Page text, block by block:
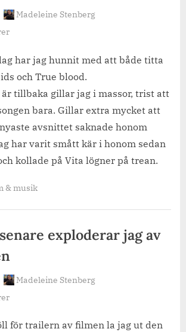
By
Madeleine Stenberg
till
maids
blood.
har jag hunnit med att både titta
och True blood.
tillbaka gillar jag i massor, trist att
bara. Gillar extra mycket att
avsnittet saknade honom
har varit smått kär i honom sedan
kollade på Vita lögner på trean.
& musik
exploderar jag av
By
Madeleine Stenberg
till
eller
för trailern av filmen la jag ut den